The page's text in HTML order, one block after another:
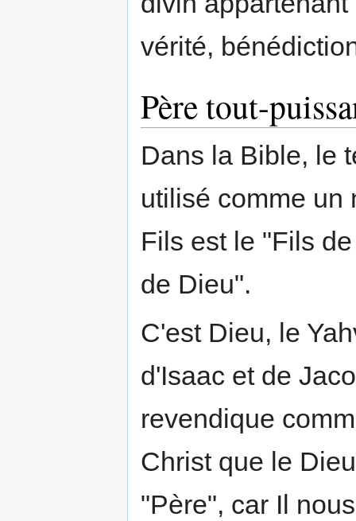
vérité,
Père tout-
Dans la Bible, le
utilisé comme un
Fils est le "Fils
de Dieu".
C'est Dieu, le
d'Isaac et de
revendique
Christ que le
"Père", car Il